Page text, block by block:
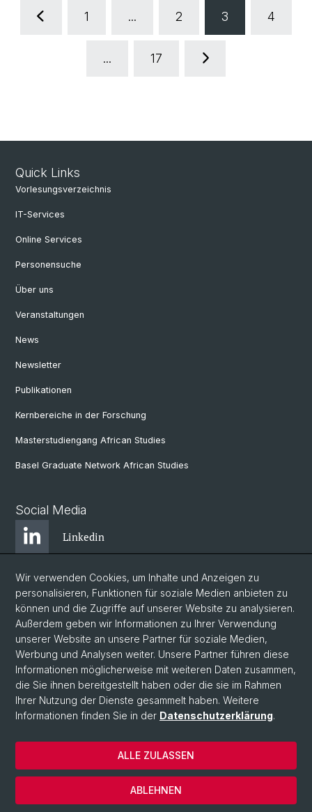
1 ... 2 3 4
... 17
Quick Links
Vorlesungsverzeichnis
IT-Services
Online Services
Personensuche
Über uns
Veranstaltungen
News
Newsletter
Publikationen
Kernbereiche in der Forschung
Masterstudiengang African Studies
Basel Graduate Network African Studies
Social Media
Linkedin
Bluesky
Instagram
Facebook
© Universität Basel
Zentrum für Afrikastudien Basel
Datenschutzerklärung
Wir verwenden Cookies, um Inhalte und Anzeigen zu
personalisieren, Funktionen für soziale Medien anbieten zu
können und die Zugriffe auf unserer Website zu analysieren.
Außerdem geben wir Informationen zu Ihrer Verwendung
unserer Website an unsere Partner für soziale Medien,
Werbung und Analysen weiter. Unsere Partner führen diese
Informationen möglicherweise mit weiteren Daten zusammen,
die Sie ihnen bereitgestellt haben oder die sie im Rahmen
Ihrer Nutzung der Dienste gesammelt haben. Weitere
Informationen finden Sie in der Datenschutzerklärung.
ABLEHNEN
ALLE ZULASSEN